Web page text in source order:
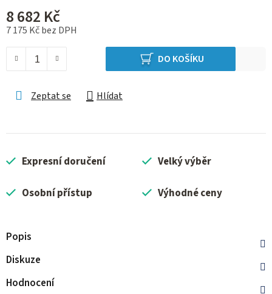
8 682 Kč
7 175 Kč bez DPH
DO KOŠÍKU
Zeptat se Hlídat
Expresní doručení Velký výběr
Osobní přístup Výhodné ceny
Popis
Diskuze
Hodnocení